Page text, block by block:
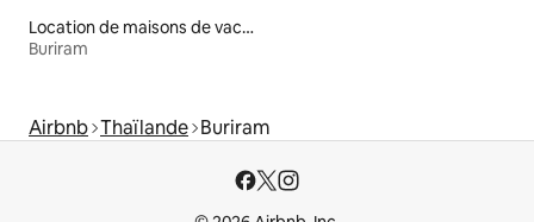
Location de maisons de vacances
Buriram
Airbnb Thaïlande Buriram